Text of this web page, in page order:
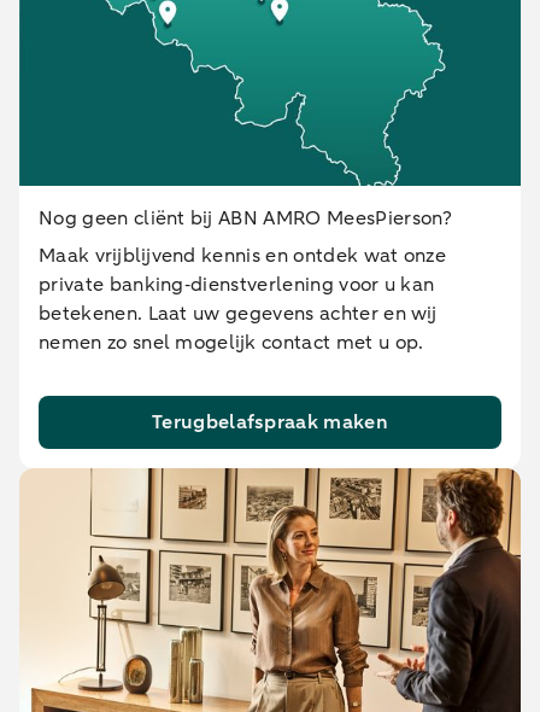
Nog geen cliënt bij ABN AMRO MeesPierson?
Maak vrijblijvend kennis en ontdek wat onze
private banking‑dienstverlening voor u kan
betekenen. Laat uw gegevens achter en wij
nemen zo snel mogelijk contact met u op.
Terugbelafspraak maken